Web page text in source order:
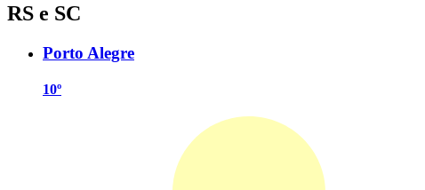
RS e SC
Porto Alegre
10º